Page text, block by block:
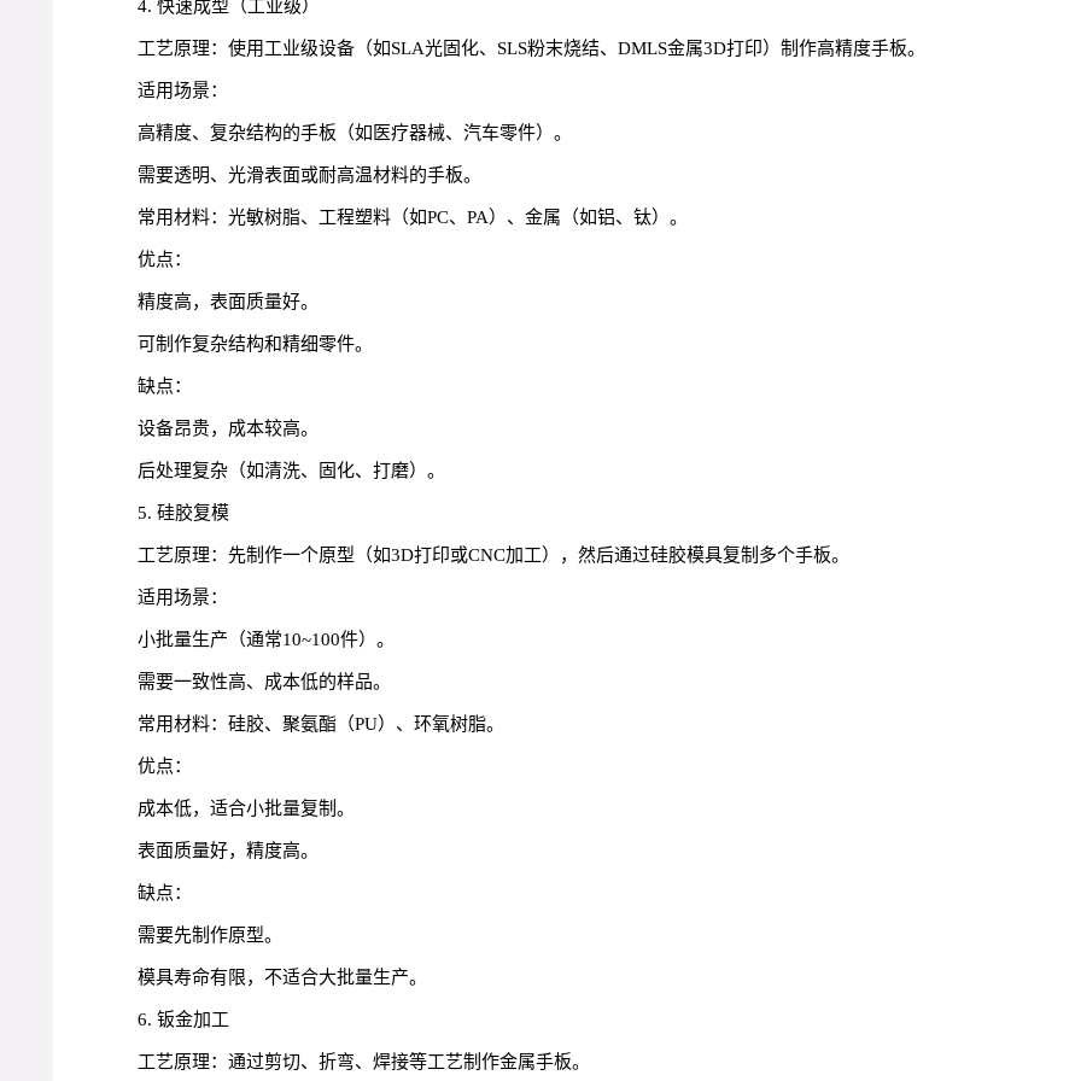
4. 快速成型（工业级）
工艺原理：使用工业级设备（如SLA光固化、SLS粉末烧结、DMLS金属3D打印）制作高精度手板。
适用场景：
高精度、复杂结构的手板（如医疗器械、汽车零件）。
需要透明、光滑表面或耐高温材料的手板。
常用材料：光敏树脂、工程塑料（如PC、PA）、金属（如铝、钛）。
优点：
精度高，表面质量好。
可制作复杂结构和精细零件。
缺点：
设备昂贵，成本较高。
后处理复杂（如清洗、固化、打磨）。
5. 硅胶复模
工艺原理：先制作一个原型（如3D打印或CNC加工），然后通过硅胶模具复制多个手板。
适用场景：
小批量生产（通常10~100件）。
需要一致性高、成本低的样品。
常用材料：硅胶、聚氨酯（PU）、环氧树脂。
优点：
成本低，适合小批量复制。
表面质量好，精度高。
缺点：
需要先制作原型。
模具寿命有限，不适合大批量生产。
6. 钣金加工
工艺原理：通过剪切、折弯、焊接等工艺制作金属手板。